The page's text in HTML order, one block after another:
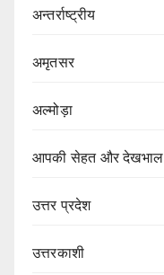
अन्तर्राष्ट्रीय
अमृतसर
अल्मोड़ा
आपकी सेहत और देखभाल
उत्तर प्रदेश
उत्तरकाशी